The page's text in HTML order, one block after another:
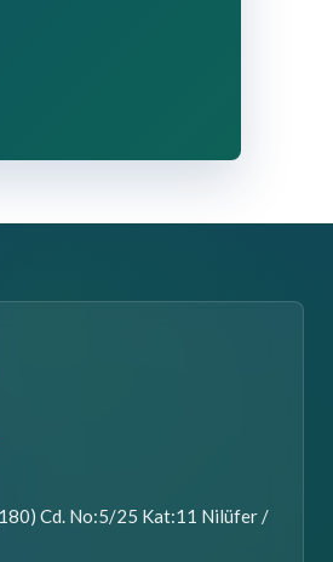
Cd. No:5/25 Kat:11 Nilüfer /